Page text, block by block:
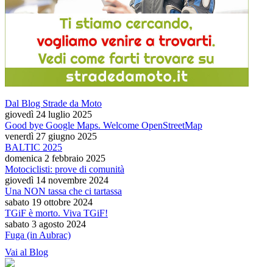
Dal Blog Strade da Moto
giovedì 24 luglio 2025
Good bye Google Maps. Welcome OpenStreetMap
venerdì 27 giugno 2025
BALTIC 2025
domenica 2 febbraio 2025
Motociclisti: prove di comunità
giovedì 14 novembre 2024
Una NON tassa che ci tartassa
sabato 19 ottobre 2024
TGiF è morto. Viva TGiF!
sabato 3 agosto 2024
Fuga (in Aubrac)
Vai al Blog